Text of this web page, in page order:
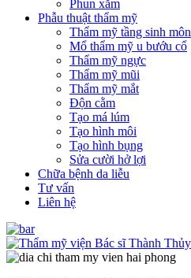
Phun xăm
Phẫu thuật thẩm mỹ
Thẩm mỹ tầng sinh môn
Mổ thẩm mỹ u bướu cổ
Thẩm mỹ ngực
Thẩm mỹ mũi
Thẩm mỹ mắt
Độn cằm
Tạo má lúm
Tạo hình môi
Tạo hình bụng
Sửa cười hở lợi
Chữa bệnh da liễu
Tư vấn
Liên hệ